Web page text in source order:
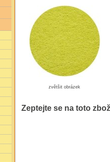
zvětšit obrázek
Zeptejte se na toto